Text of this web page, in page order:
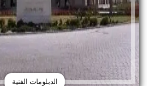
الدبلومات الفنية